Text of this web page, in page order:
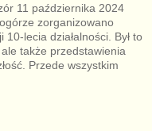
11 października 2024
zorganizowano
lecia działalności. Był to
także przedstawienia
Przede wszystkim